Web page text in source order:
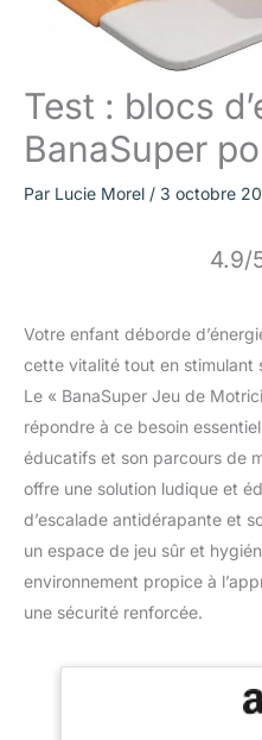
Test : blocs
BanaSuper
Par Lucie Morel / 3 octobre
4.9/
Votre enfant déborde
cette vitalité tout en stimulant
Le « BanaSuper Jeu de
répondre à ce besoin
éducatifs et son parcours de
offre une solution ludique et
d’escalade antidérapante et
un espace de jeu sûr et
environnement propice à
une sécurité renforcée.